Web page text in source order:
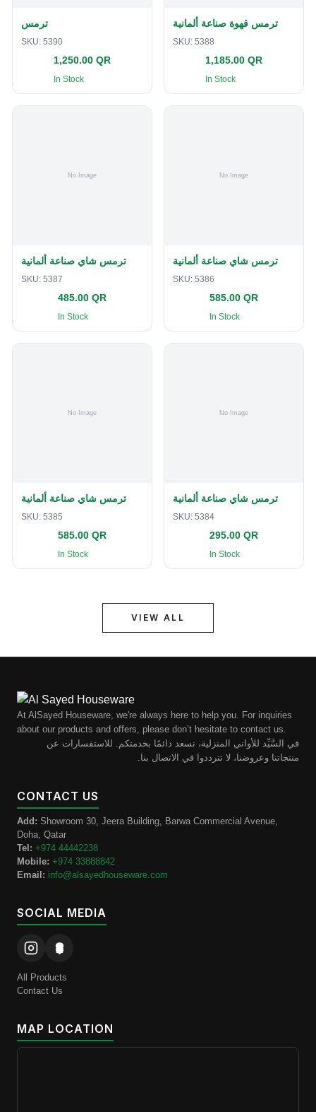
ترمس
SKU: 5390
1,250.00 QR
In Stock
ترمس قهوة صناعة ألمانية
SKU: 5388
1,185.00 QR
In Stock
ترمس شاي صناعة ألمانية
SKU: 5387
485.00 QR
In Stock
ترمس شاي صناعة ألمانية
SKU: 5386
585.00 QR
In Stock
ترمس شاي صناعة ألمانية
SKU: 5385
585.00 QR
In Stock
ترمس شاي صناعة ألمانية
SKU: 5384
295.00 QR
In Stock
VIEW ALL
At AlSayed Houseware, we're always here to help you. For inquiries
about our products and offers, please don’t hesitate to contact us.
في السَّيِّد للأواني المنزلية، نسعد دائمًا بخدمتكم. للاستفسارات عن
منتجاتنا وعروضنا، لا تترددوا في الاتصال بنا.
CONTACT US
Add: Showroom 30, Jeera Building, Barwa Commercial Avenue,
Doha, Qatar
Tel: +974 44442238
Mobile: +974 33888842
Email: info@alsayedhouseware.com
SOCIAL MEDIA
All Products
Contact Us
MAP LOCATION